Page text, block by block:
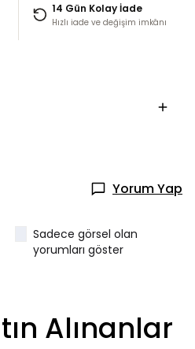
14 Gün Kolay İade
Hızlı iade ve değişim imkânı
Yorum Yap
Sadece görsel olan
yorumları göster
Alınanlar